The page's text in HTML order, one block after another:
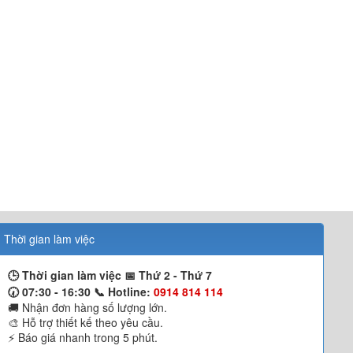
Thời gian làm việc
🕒 Thời gian làm việc 📅Thứ 2 - Thứ 7
🕢 07:30 - 16:30 📞 Hotline:0914 814 114
🚚 Nhận đơn hàng số lượng lớn.
🎨 Hỗ trợ thiết kế theo yêu cầu.
⚡ Báo giá nhanh trong 5 phút.